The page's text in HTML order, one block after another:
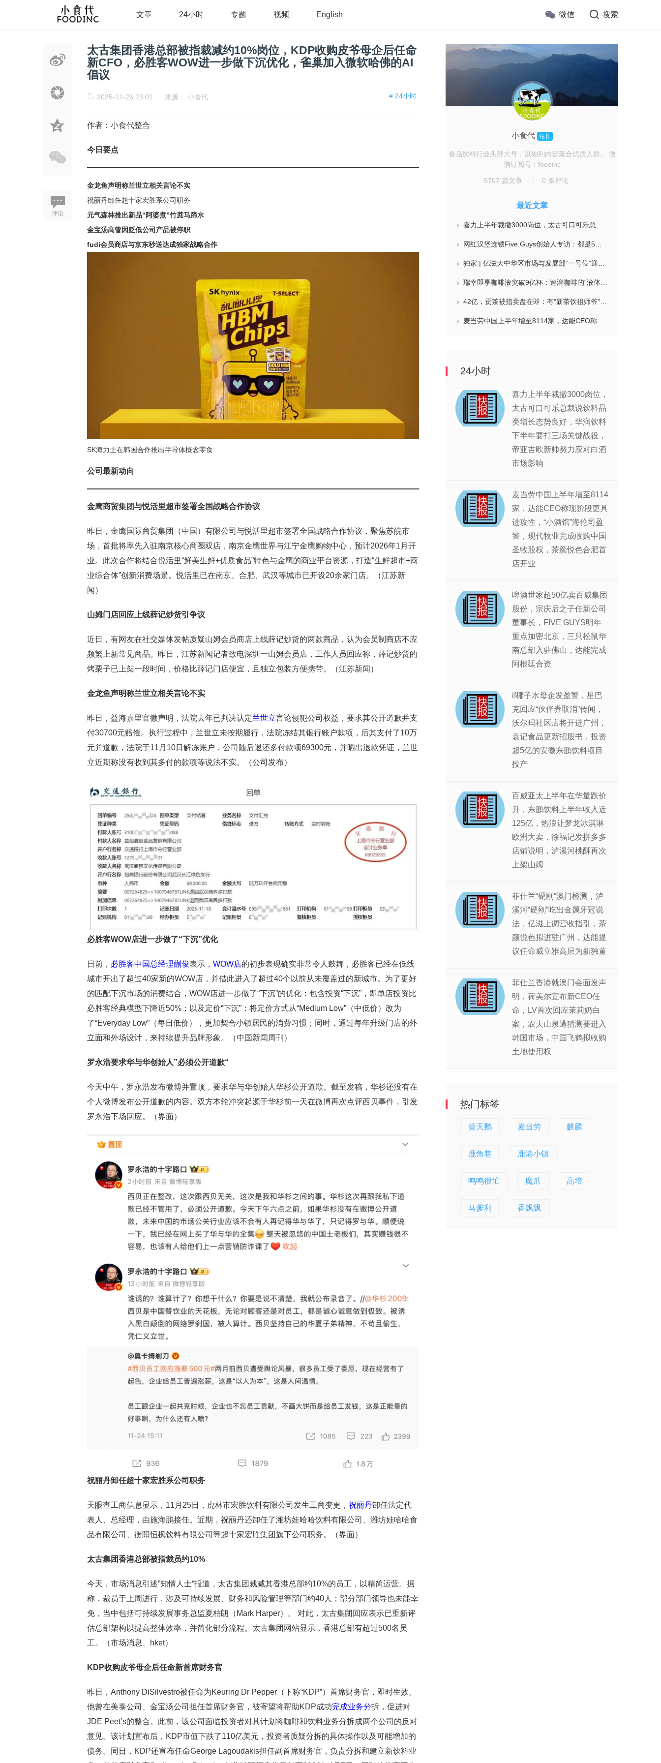
文章 24小时 专题 视频 English 微信 搜索
评论
太古集团香港总部被指裁减约10%岗位，KDP收购皮爷母企后任命
新CFO，必胜客WOW进一步做下沉优化，雀巢加入微软哈佛的AI
倡议
# 24小时
2025-11-26 23:01 来源： 小食代
作者：小食代整合
今日要点
金龙鱼声明称兰世立相关言论不实
祝丽丹卸任超十家宏胜系公司职务
元气森林推出新品“阿婆煮”竹蔗马蹄水
金宝汤高管因贬低公司产品被停职
fudi会员商店与京东秒送达成独家战略合作
SK海力士在韩国合作推出半导体概念零食
公司最新动向
金鹰商贸集团与悦活里超市签署全国战略合作协议
昨日，金鹰国际商贸集团（中国）有限公司与悦活里超市签署全国战略合作协议，聚焦苏皖市
场，首批将率先入驻南京核心商圈双店，南京金鹰世界与江宁金鹰购物中心，预计2026年1月开
业。此次合作将结合悦活里“鲜美生鲜+优质食品”特色与金鹰的商业平台资源，打造“生鲜超市+商
业综合体”创新消费场景。悦活里已在南京、合肥、武汉等城市已开设20余家门店。（江苏新
闻）
山姆门店回应上线薛记炒货引争议
近日，有网友在社交媒体发帖质疑山姆会员商店上线薛记炒货的两款商品，认为会员制商店不应
频繁上新常见商品。昨日，江苏新闻记者致电深圳一山姆会员店，工作人员回应称，薛记炒货的
烤栗子已上架一段时间，价格比薛记门店便宜，且独立包装方便携带。（江苏新闻）
金龙鱼声明称兰世立相关言论不实
昨日，益海嘉里官微声明，法院去年已判决认定兰世立言论侵犯公司权益，要求其公开道歉并支
付30700元赔偿。执行过程中，兰世立未按期履行，法院冻结其银行账户款项，后其支付了10万
元并道歉，法院于11月10日解冻账户，公司随后退还多付款项69300元，并晒出退款凭证，兰世
立近期称没有收到其多付的款项等说法不实。（公司发布）
必胜客WOW店进一步做了“下沉”优化
日前， 必胜客中国总经理蒯俊表示， WOW店的初步表现确实非常令人鼓舞，必胜客已经在低线
城市开出了超过40家新的WOW店，并借此进入了超过40个以前从未覆盖过的新城市。为了更好
的匹配下沉市场的消费结合，WOW店进一步做了“下沉”的优化：包含投资“下沉”，即单店投资比
必胜客经典模型下降近50%；以及定价“下沉”：将定价方式从“Medium Low”（中低价）改为
了“Everyday Low”（每日低价），更加契合小镇居民的消费习惯；同时，通过每年升级门店的外
立面和外场设计，来持续提升品牌形象。（中国新闻周刊）
罗永浩要求华与华创始人”必须公开道歉“
今天中午，罗永浩发布微博并置顶，要求华与华创始人华杉公开道歉。截至发稿，华杉还没有在
个人微博发布公开道歉的内容。双方本轮冲突起源于华杉前一天在微博再次点评西贝事件，引发
罗永浩下场回应。（界面）
祝丽丹卸任超十家宏胜系公司职务
天眼查工商信息显示，11月25日，虎林市宏胜饮料有限公司发生工商变更， 祝丽丹卸任法定代
表人、总经理，由施海鹏接任。近期，祝丽丹还卸任了潍坊娃哈哈饮料有限公司、潍坊娃哈哈食
品有限公司、衡阳恒枫饮料有限公司等超十家宏胜集团旗下公司职务。（界面）
太古集团香港总部被指裁员约10%
今天，市场消息引述”知情人士“报道，太古集团裁减其香港总部约10%的员工，以精简运营。据
称，裁员于上周进行，涉及可持续发展、财务和风险管理等部门约40人；部分部门领导也未能幸
免，当中包括可持续发展事务总监夏柏朗（Mark Harper）。 对此，太古集团回应表示已重新评
估总部架构以提高整体效率，并简化部分流程。太古集团网站显示，香港总部有超过500名员
工。（市场消息、hket）
KDP收购皮爷母企后任命新首席财务官
昨日，Anthony DiSilvestro被任命为Keuring Dr Pepper（下称“KDP”）首席财务官，即时生效。
他曾在美泰公司、金宝汤公司担任首席财务官，被寄望将帮助KDP成功完成业务分拆，促进对
JDE Peet’s的整合。此前，该公司面临投资者对其计划将咖啡和饮料业务分拆成两个公司的反对
意见。该计划宣布后，KDP市值下跌了110亿美元，投资者质疑分拆的具体操作以及可能增加的
债务。同日，KDP还宣布任命George Lagoudakis担任副首席财务官，负责分拆和建立新饮料业
小食代 站长
食品饮料行业头部大号，以独到内容聚合优质人群。 微
信订阅号：foodinc
5707 篇文章 0 条评论
最近文章
喜力上半年裁撤3000岗位，太古可口可乐总裁说饮料品类增长态势良好，华润饮料下半年要打三场关键战役，帝亚吉欧新帅努力应对白酒市场影响
网红汉堡连锁Five Guys创始人专访：都是5个儿子和妻子在打理，绝不会与麦当劳正面竞争，要公司上市或卖盘的建议不时出现
独家 | 亿滋大中华区市场与发展部“一号位”迎来新变动，曲向明将卸任
瑞幸即享咖啡液突破9亿杯：速溶咖啡的“液体时代”是如何炼成的？
42亿，贡茶被指卖盘在即：有“新茶饮祖师爷”之称，贝恩资本拟接手
麦当劳中国上半年增至8114家，达能CEO称现阶段更具进攻性，“小酒馆”海伦司盈警，现代牧业完成收购中国圣牧股权，茶颜悦色合肥首店开业
24小时
喜力上半年裁撤3000岗位，
太古可口可乐总裁说饮料品
类增长态势良好，华润饮料
下半年要打三场关键战役，
帝亚吉欧新帅努力应对白酒
市场影响
麦当劳中国上半年增至8114
家，达能CEO称现阶段更具
进攻性，“小酒馆”海伦司盈
警，现代牧业完成收购中国
圣牧股权，茶颜悦色合肥首
店开业
啤酒世家超50亿卖百威集团
股份，宗庆后之子任新公司
董事长，FIVE GUYS明年
重点加密北京，三只松鼠华
南总部入驻佛山，达能完成
阿根廷合资
if椰子水母企发盈警，星巴
克回应“伙伴券取消”传闻，
沃尔玛社区店将开进广州，
袁记食品更新招股书，投资
超5亿的安徽东鹏饮料项目
投产
百威亚太上半年在华量跌价
升，东鹏饮料上半年收入近
125亿，热浪让梦龙冰淇淋
欧洲大卖，徐福记发拼多多
店铺说明，泸溪河桃酥再次
上架山姆
菲仕兰“硬刚”澳门检测，泸
溪河“硬刚”吃出金属牙冠说
法，亿滋上调营收指引，茶
颜悦色拟进驻广州，达能提
议任命威立雅高层为新独董
菲仕兰香港就澳门会面发声
明，荷美尔宣布新CEO任
命，LV首次回应茉莉奶白
案，农夫山泉遭猜测要进入
韩国市场，中国飞鹤拟收购
土地使用权
热门标签
黄天鹅 麦当劳 麒麟
鹿角巷 鹿港小镇
鸣鸣很忙 魔爪 高培
马爹利 香飘飘